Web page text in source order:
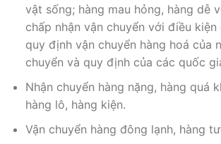
vật sống; hàng mau hỏng, hàng dễ
chấp nhận vận chuyển với điều
quy định vận chuyển hàng hoá của
chuyển và quy định của các quốc
Nhận chuyển hàng nặng, hàng quá
hàng lô, hàng kiện.
Vận chuyển hàng đông lạnh, hàng